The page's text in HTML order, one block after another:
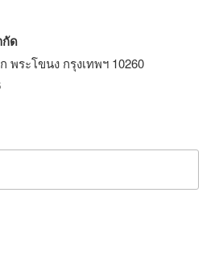
กัด
พระโขนง กรุงเทพฯ 10260